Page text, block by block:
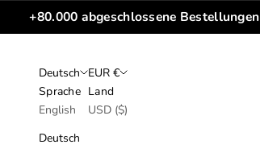
Zum Inhalt springen
+80.000 abgeschlossene Bestellungen
Deutsch
Sprache
English
Deutsch
EUR €
Land
USD ($)